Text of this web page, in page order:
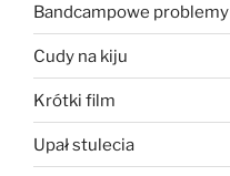
Bandcampowe problemy
Cudy na kiju
Krótki film
Upał stulecia